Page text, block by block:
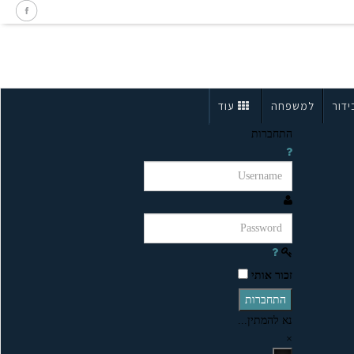
למשפחה עוד
התחברות
זכור אותי
התחברות
נא להמתין...
×